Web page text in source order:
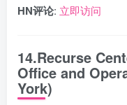
HN评论: 立即访问
14.Recurse
Office and
York)